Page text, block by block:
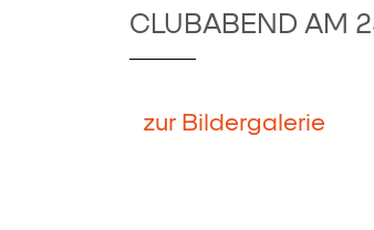
CLUBABEND AM
zur Bildergalerie